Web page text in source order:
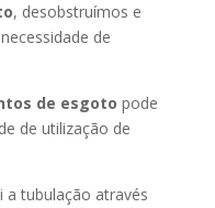
, desobstruímos e
de
de esgoto pode
de utilização de
a tubulação através